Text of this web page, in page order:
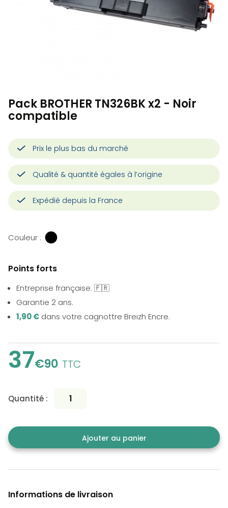
Pack BROTHER TN326BK x2 - Noir
compatible
Prix le plus bas du marché
Qualité & quantité égales à l’origine
Expédié depuis la France
Couleur :
Points forts
Entreprise française. 🇫🇷
Garantie 2 ans.
1,90 € dans votre cagnottre Breizh Encre.
37€90 TTC
Quantité :
Ajouter au panier
Informations de livraison